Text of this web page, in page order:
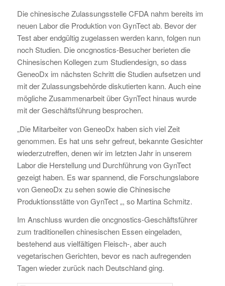
Die chinesische Zulassungsstelle CFDA nahm bereits im
neuen Labor die Produktion von GynTect ab. Bevor der
Test aber endgültig zugelassen werden kann, folgen nun
noch Studien. Die oncgnostics-Besucher berieten die
Chinesischen Kollegen zum Studiendesign, so dass
GeneoDx im nächsten Schritt die Studien aufsetzen und
mit der Zulassungsbehörde diskutierten kann. Auch eine
mögliche Zusammenarbeit über GynTect hinaus wurde
mit der Geschäftsführung besprochen.
„Die Mitarbeiter von GeneoDx haben sich viel Zeit
genommen. Es hat uns sehr gefreut, bekannte Gesichter
wiederzutreffen, denen wir im letzten Jahr in unserem
Labor die Herstellung und Durchführung von GynTect
gezeigt haben. Es war spannend, die Forschungslabore
von GeneoDx zu sehen sowie die Chinesische
Produktionsstätte von GynTect „, so Martina Schmitz.
Im Anschluss wurden die oncgnostics-Geschäftsführer
zum traditionellen chinesischen Essen eingeladen,
bestehend aus vielfältigen Fleisch-, aber auch
vegetarischen Gerichten, bevor es nach aufregenden
Tagen wieder zurück nach Deutschland ging.